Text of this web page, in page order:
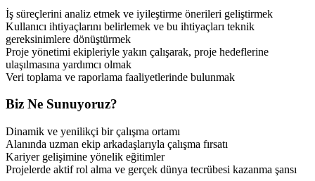
İş süreçlerini analiz etmek ve iyileştirme önerileri geliştirmek
Kullanıcı ihtiyaçlarını belirlemek ve bu ihtiyaçları teknik
gereksinimlere dönüştürmek
Proje yönetimi ekipleriyle yakın çalışarak, proje hedeflerine
ulaşılmasına yardımcı olmak
Veri toplama ve raporlama faaliyetlerinde bulunmak
Biz Ne Sunuyoruz?
Dinamik ve yenilikçi bir çalışma ortamı
Alanında uzman ekip arkadaşlarıyla çalışma fırsatı
Kariyer gelişimine yönelik eğitimler
Projelerde aktif rol alma ve gerçek dünya tecrübesi kazanma şansı